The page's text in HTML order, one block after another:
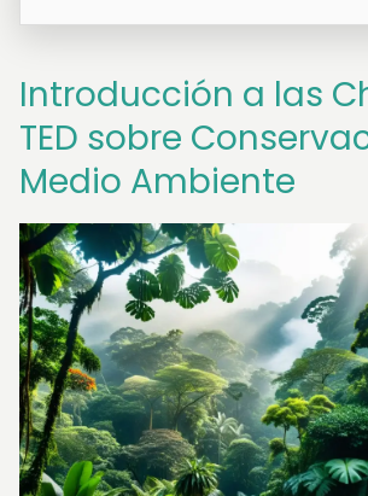
Introducción a las
TED sobre
Medio Ambiente